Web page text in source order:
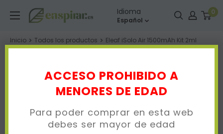
ACCESO PROHIBIDO A
MENORES DE EDAD
Para poder comprar en esta web
debes ser mayor de edad
directamente
contenido
Enspirar Idioma
Español
0
Inicio Todos los productos Eleaf iSolo Air 1500mAh Kit 2ml